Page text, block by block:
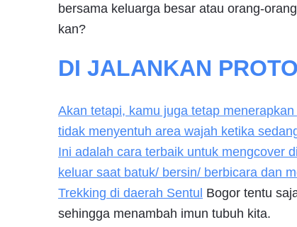
bersama keluarga besar atau orang-
kan?
DI JALANKAN
Akan tetapi, kamu juga tetap
tidak menyentuh area wajah ketika
Ini adalah cara terbaik untuk mengcover
keluar saat batuk/ bersin/ berbicara dan
Trekking di daerah Sentul Bogor tentu
sehingga menambah imun tubuh kita.